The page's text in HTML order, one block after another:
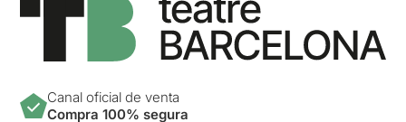
Canal oficial de venta
Compra 100% segura